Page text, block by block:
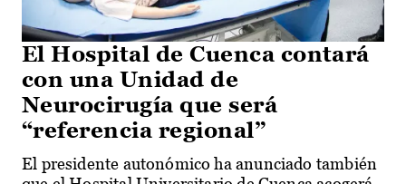
El Hospital de Cuenca contará
con una Unidad de
Neurocirugía que será
“referencia regional”
El presidente autonómico ha anunciado también